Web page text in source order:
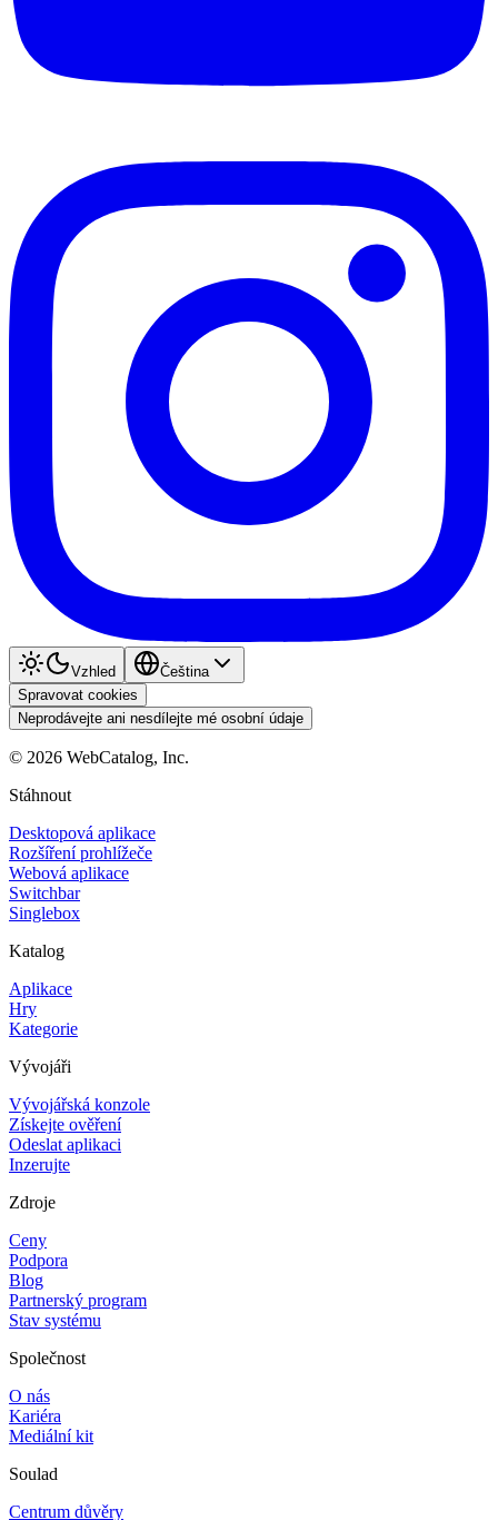
Vzhled
Čeština
Spravovat cookies
Neprodávejte ani nesdílejte mé osobní údaje
© 2026 WebCatalog, Inc.
Stáhnout
Desktopová aplikace
Rozšíření prohlížeče
Webová aplikace
Switchbar
Singlebox
Katalog
Aplikace
Hry
Kategorie
Vývojáři
Vývojářská konzole
Získejte ověření
Odeslat aplikaci
Inzerujte
Zdroje
Ceny
Podpora
Blog
Partnerský program
Stav systému
Společnost
O nás
Kariéra
Mediální kit
Soulad
Centrum důvěry